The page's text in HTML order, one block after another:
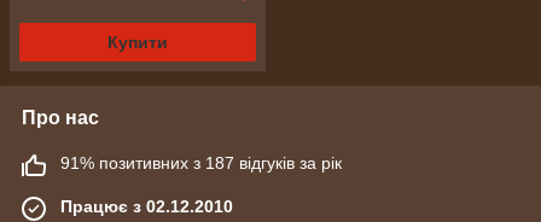
Купити
Про нас
91% позитивних з 187 відгуків за рік
Працює з 02.12.2010